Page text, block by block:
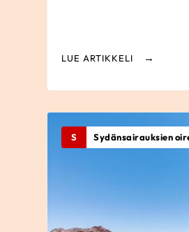
LUE ARTIKKELI
S Sydänsairauksien